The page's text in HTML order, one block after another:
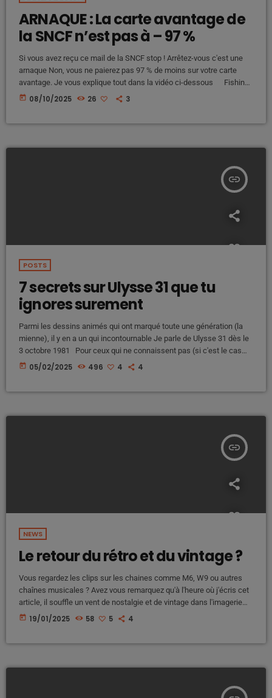
ARNAQUE : La carte avantage de
la SNCF n’est pas à – 97 %
Si vous avez reçu ce mail de la SNCF stop ! Arrêtez-vous c'est une
arnaque Non, vous ne paierez pas 97 % de moins sur votre carte
avantage. Je vous explique tout dans la vidéo ci-dessous Fishing :
comment j'ai repéré l'arnaque, on dit aussi mail frauduleux avant
today 08/10/2025 26 3
insert_link
POSTS
7 secrets sur Ulysse 31 que tu
ignores surement
Parmi les dessins animés qui ont marqué toute une génération (la
mienne), il y en a un qui incontournable Je parle de Ulysse 31 dès le
3 octobre 1981 Pour ceux qui ne connaissent pas (si c'est le cas
c'est que la transmission n'a pas été faite), ce dessin animé des
today 05/02/2025 496 4 4
insert_link
NEWS
Le retour du rétro et du vintage ?
Vous regardez les clips sur les chaines comme M6, W9 ou autres
chaînes musicales ? Avez vous remarquez qu'à l'heure où j'écris cet
article, il souffle un vent de nostalgie et de vintage dans l'imagerie
utilisée ? Coupe de cheveux, mobiliers, décors... Pourtant le mot
today 19/01/2025 58 5 4